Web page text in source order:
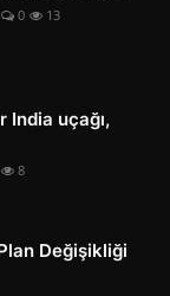
0 13
India uçağı,
8
Değişikliği